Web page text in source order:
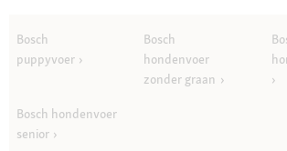
Bosch
puppyvoer
Bosch
hondenvoer
zonder graan
Bosch hondenvoer
senior